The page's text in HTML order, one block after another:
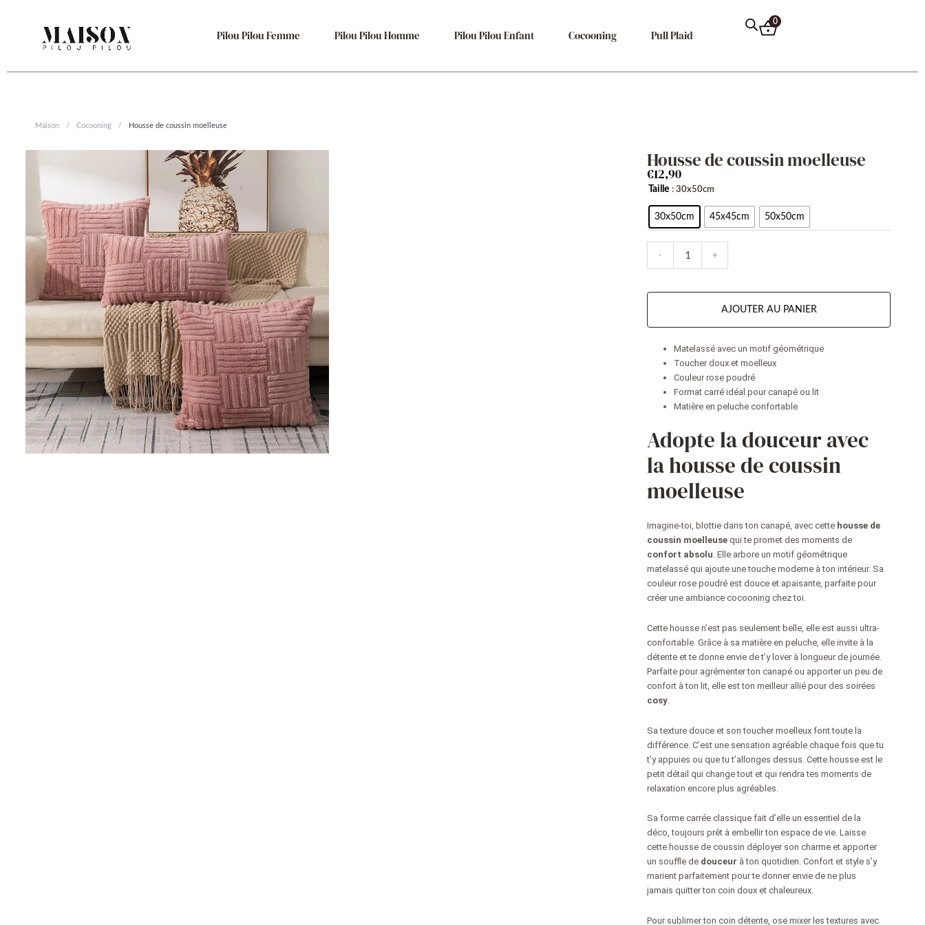
Pilou Pilou Femme Pilou Pilou Homme Pilou Pilou Enfant Cocooning Pull Plaid
0
Maison / Cocooning / Housse de coussin moelleuse
Housse de coussin moelleuse
€12,90
Taille : 30x50cm
30x50cm 45x45cm 50x50cm
-
quantité
Housse
de
coussin
moelleuse
+
AJOUTER AU PANIER
Matelassé avec un motif géométrique
Toucher doux et moelleux
Couleur rose poudré
Format carré idéal pour canapé ou lit
Matière en peluche confortable
Adopte la douceur avec
la housse de coussin
moelleuse
Imagine-toi, blottie dans ton canapé, avec cette housse de
coussin moelleuse qui te promet des moments de
confort absolu. Elle arbore un motif géométrique
matelassé qui ajoute une touche moderne à ton intérieur. Sa
couleur rose poudré est douce et apaisante, parfaite pour
créer une ambiance cocooning chez toi.
Cette housse n’est pas seulement belle, elle est aussi ultra-
confortable. Grâce à sa matière en peluche, elle invite à la
détente et te donne envie de t’y lover à longueur de journée.
Parfaite pour agrémenter ton canapé ou apporter un peu de
confort à ton lit, elle est ton meilleur allié pour des soirées
cosy
Sa texture douce et son toucher moelleux font toute la
différence. C’est une sensation agréable chaque fois que tu
t’y appuies ou que tu t’allonges dessus. Cette housse est le
petit détail qui change tout et qui rendra tes moments de
relaxation encore plus agréables.
Sa forme carrée classique fait d’elle un essentiel de la
déco, toujours prêt à embellir ton espace de vie. Laisse
cette housse de coussin déployer son charme et apporter
un souffle de douceur à ton quotidien. Confort et style s’y
marient parfaitement pour te donner envie de ne plus
jamais quitter ton coin doux et chaleureux.
Pour sublimer ton coin détente, ose mixer les textures avec